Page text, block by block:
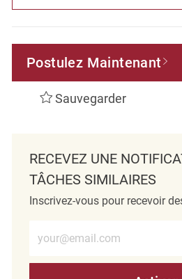
Postulez Maintenant
Sauvegarder
RECEVEZ UNE
TÂCHES SIMILAIRES
Inscrivez-vous pour recevoir